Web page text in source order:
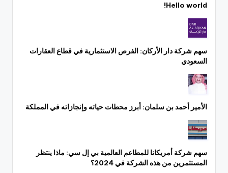
Hello world!
سهم شركة دار الأركان: الفرص الاستثمارية في قطاع العقارات
السعودي
الأمير أحمد بن سلمان: أبرز محطات حياته وإنجازاته في المملكة
سهم شركة أمريكانا للمطاعم العالمية بي إل سي: ماذا ينتظر
المستثمرين من هذه الشركة في 2024؟